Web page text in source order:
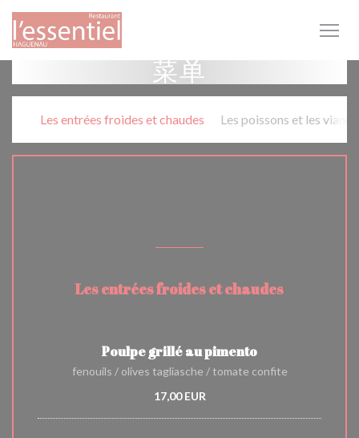
Cookie管理面板
菜单
Les entrées froides et chaudes Les poissons et les
Les entrées froides et chaudes
Poulpe grillé au pimento
fenouils / olives tagliasche / tomate confite
17,00 EUR